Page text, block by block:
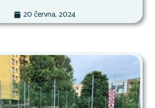
20 června, 2024